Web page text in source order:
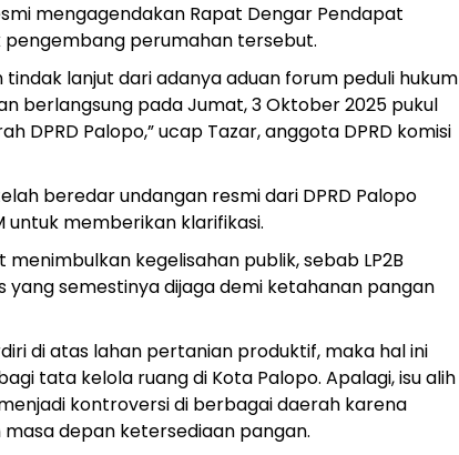
mengagendakan Rapat Dengar Pendapat
pengembang perumahan tersebut.
tindak lanjut dari adanya aduan forum peduli hukum
berlangsung pada Jumat, 3 Oktober 2025 pukul
DPRD Palopo,” ucap Tazar, anggota DPRD komisi
beredar undangan resmi dari DPRD Palopo
untuk memberikan klarifikasi.
kegelisahan publik, sebab LP2B
semestinya dijaga demi ketahanan pangan
di atas lahan pertanian produktif, maka hal ini
tata kelola ruang di Kota Palopo. Apalagi, isu alih
kontroversi di berbagai daerah karena
depan ketersediaan pangan.